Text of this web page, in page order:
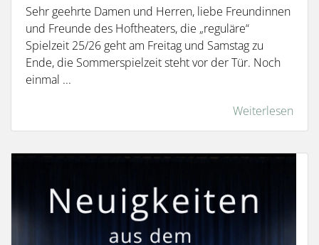
Sehr geehrte Damen und Herren, liebe Freundinnen
und Freunde des Hoftheaters, die „reguläre“
Spielzeit 25/26 geht am Freitag und Samstag zu
Ende, die Sommerspielzeit steht vor der Tür. Noch
einmal ...
Weiterlesen